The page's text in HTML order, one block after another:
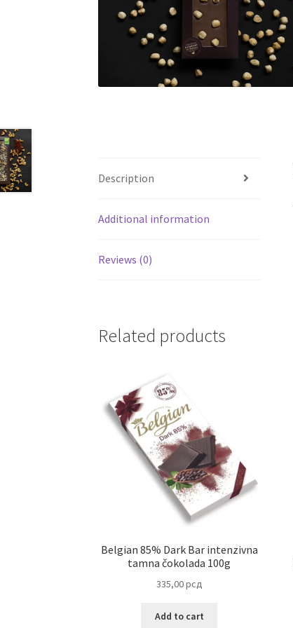
Description
Additional information
Reviews (0)
Related products
Belgian 85% Dark Bar intenzivna
tamna čokolada 100g
335,00рсд
Add to cart